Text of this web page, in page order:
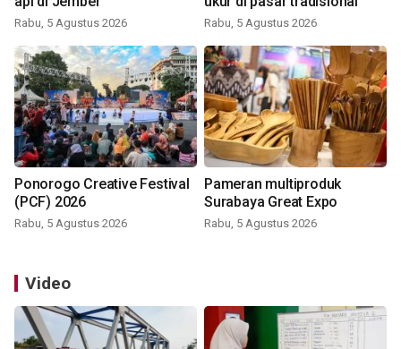
Rabu, 5 Agustus 2026 Rabu, 5 Agustus 2026
Ponorogo Creative Festival
(PCF) 2026
Rabu, 5 Agustus 2026
Pameran multiproduk
Surabaya Great Expo
Rabu, 5 Agustus 2026
Video